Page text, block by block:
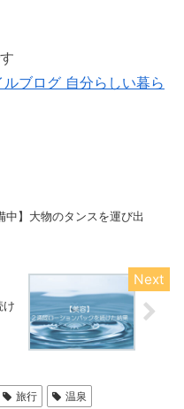
中】大物のタンスを運び出
け
旅行 温泉